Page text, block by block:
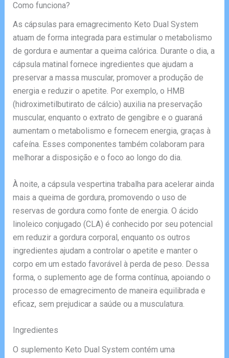
Como funciona?
As cápsulas para emagrecimento Keto Dual System
atuam de forma integrada para estimular o metabolismo
de gordura e aumentar a queima calórica. Durante o dia, a
cápsula matinal fornece ingredientes que ajudam a
preservar a massa muscular, promover a produção de
energia e reduzir o apetite. Por exemplo, o HMB
(hidroximetilbutirato de cálcio) auxilia na preservação
muscular, enquanto o extrato de gengibre e o guaraná
aumentam o metabolismo e fornecem energia, graças à
cafeína. Esses componentes também colaboram para
melhorar a disposição e o foco ao longo do dia.
À noite, a cápsula vespertina trabalha para acelerar ainda
mais a queima de gordura, promovendo o uso de
reservas de gordura como fonte de energia. O ácido
linoleico conjugado (CLA) é conhecido por seu potencial
em reduzir a gordura corporal, enquanto os outros
ingredientes ajudam a controlar o apetite e manter o
corpo em um estado favorável à perda de peso. Dessa
forma, o suplemento age de forma contínua, apoiando o
processo de emagrecimento de maneira equilibrada e
eficaz, sem prejudicar a saúde ou a musculatura.
Ingredientes
O suplemento Keto Dual System contém uma